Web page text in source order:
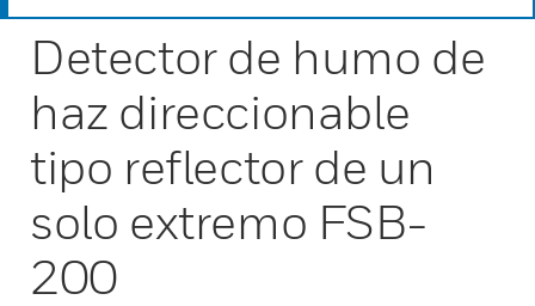
Detector de humo de
haz direccionable
tipo reflector de un
solo extremo FSB-
200